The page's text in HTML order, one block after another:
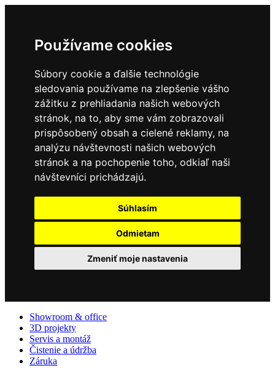
Používame cookies
Súbory cookie a ďalšie technológie
sledovania používame na zlepšenie vášho
zážitku z prehliadania našich webových
stránok, na to, aby sme vám zobrazovali
prispôsobený obsah a cielené reklamy, na
analýzu návštevnosti našich webových
stránok a na pochopenie toho, odkiaľ naši
návštevníci prichádzajú.
Súhlasím
Odmietam
Zmeniť moje nastavenia
Showroom & office
3D projekty
Servis a montáž
Čistenie a údržba
Záruka